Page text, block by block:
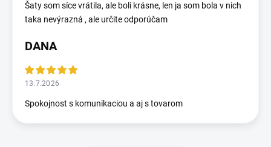
Šaty som síce vrátila, ale boli krásne, len ja som bola v nich
taka nevýrazná , ale určite odporúčam
DANA
13.7.2026
Spokojnost s komunikaciou a aj s tovarom